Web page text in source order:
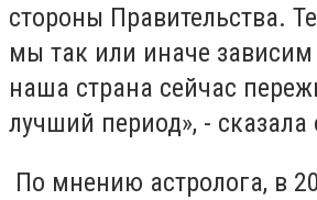
стороны Правительства.
мы так или иначе
наша страна сейчас
лучший период», - сказала
По мнению астролога, в